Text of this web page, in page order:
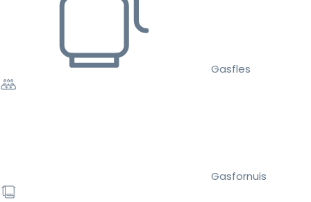
Gasfles
Gasfornuis